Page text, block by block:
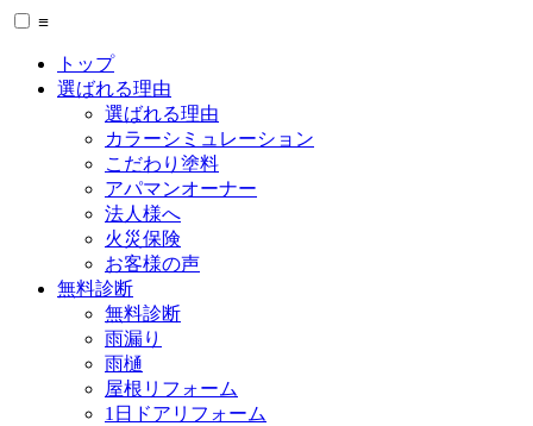
≡
トップ
選ばれる理由
選ばれる理由
カラーシミュレーション
こだわり塗料
アパマンオーナー
法人様へ
火災保険
お客様の声
無料診断
無料診断
雨漏り
雨樋
屋根リフォーム
1日ドアリフォーム